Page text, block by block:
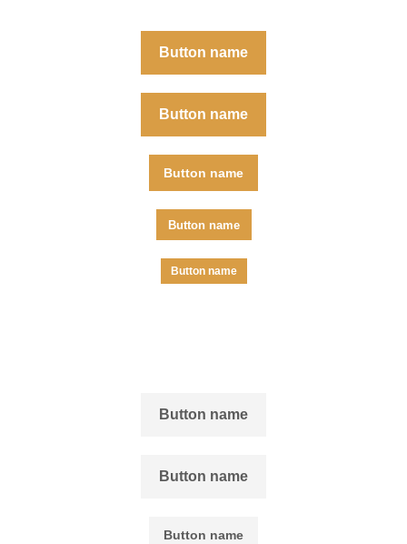
Button name
Button name
Button name
Button name
Button name
Button name
Button name
Button name